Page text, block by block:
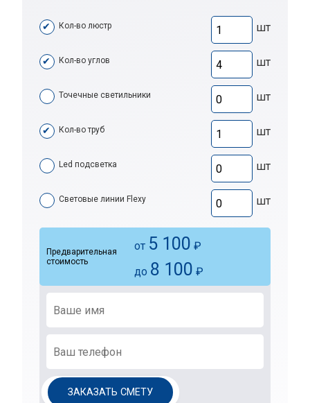
Кол-во люстр шт
Кол-во углов шт
Точечные светильники шт
Кол-во труб шт
Led подсветка шт
Световые линии Flexy шт
Предварительная
стоимость
от 5 100 ₽
до 8 100 ₽
ЗАКАЗАТЬ СМЕТУ